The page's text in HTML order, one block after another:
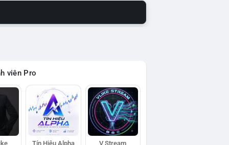
viên Pro
Tín Hiệu Alpha V Stream